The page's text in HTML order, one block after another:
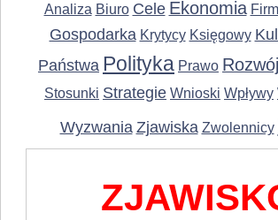
Analiza Biuro Cele Ekonomia
Gospodarka Krytycy Księgowy
Państwa Polityka Prawo Rozwój
Stosunki Strategie Wnioski Wpływy
Wyzwania Zjawiska Zwolennicy